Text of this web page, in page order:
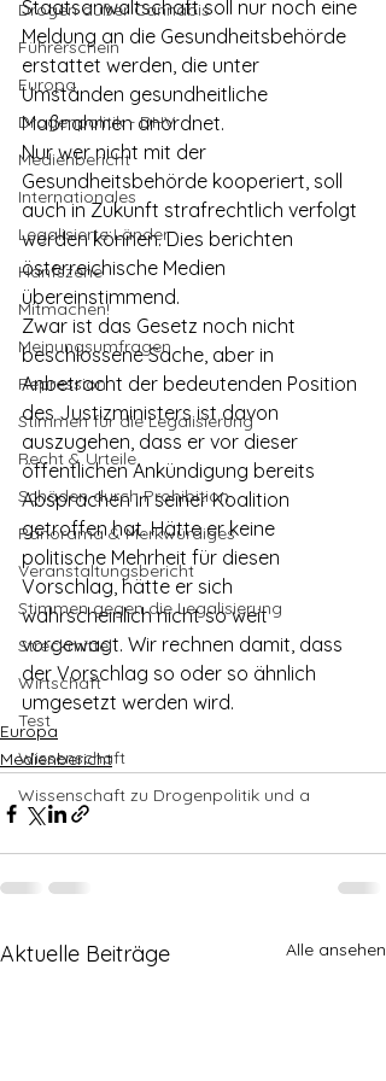
Drogen außer Cannabis
Führerschein
Europa
Drogenpolitik - DHV
Medienbericht
Internationales
Legalisierte Länder
Hanfszene
Mitmachen!
Meinungsumfragen
Repression
Stimmen für die Legalisierung
Recht & Urteile
Schäden durch Prohibition
Panorama & Merkwürdiges
Veranstaltungsbericht
Stimmen gegen die Legalisierung
Streckmittel
Wirtschaft
Test
Wissenschaft
Wissenschaft zu Drogenpolitik und a
Staatsanwaltschaft soll nur noch eine
Meldung an die Gesundheitsbehörde
erstattet werden, die unter
Umständen gesundheitliche
Maßnahmen anordnet.
Nur wer nicht mit der
Gesundheitsbehörde kooperiert, soll
auch in Zukunft strafrechtlich verfolgt
werden können. Dies berichten
österreichische Medien
übereinstimmend.
Zwar ist das Gesetz noch nicht
beschlossene Sache, aber in
Anbetracht der bedeutenden Position
des Justizministers ist davon
auszugehen, dass er vor dieser
öffentlichen Ankündigung bereits
Absprachen in seiner Koalition
getroffen hat. Hätte er keine
politische Mehrheit für diesen
Vorschlag, hätte er sich
wahrscheinlich nicht so weit
vorgewagt. Wir rechnen damit, dass
der Vorschlag so oder so ähnlich
umgesetzt werden wird.
Europa
Medienbericht
Aktuelle Beiträge Alle ansehen